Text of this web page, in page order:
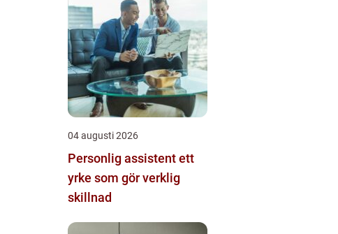
04 augusti 2026
Personlig assistent ett
yrke som gör verklig
skillnad